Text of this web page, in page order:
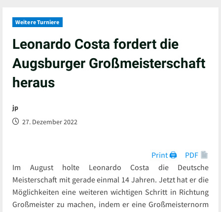
Weitere Turniere
Leonardo Costa fordert die
Augsburger Großmeisterschaft
heraus
jp
27. Dezember 2022
Print 🖨
PDF
Im August holte Leonardo Costa die Deutsche
Meisterschaft mit gerade einmal 14 Jahren. Jetzt hat er die
Möglichkeiten eine weiteren wichtigen Schritt in Richtung
Großmeister zu machen, indem er eine Großmeisternorm